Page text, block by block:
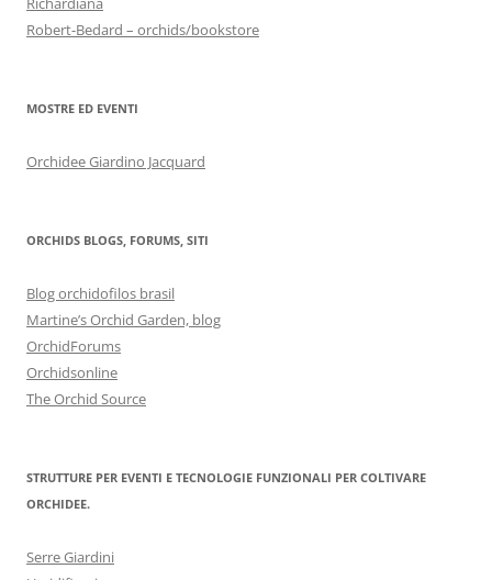
Robert-Bedard – orchids/bookstore
MOSTRE ED EVENTI
Orchidee Giardino Jacquard
ORCHIDS BLOGS, FORUMS, SITI
Blog orchidofilos brasil
Martine’s Orchid Garden, blog
OrchidForums
Orchidsonline
The Orchid Source
STRUTTURE PER EVENTI E TECNOLOGIE FUNZIONALI PER COLTIVARE
ORCHIDEE.
Serre Giardini